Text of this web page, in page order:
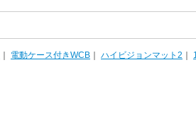
電動ケース付きWCB ハイビジョンマット2